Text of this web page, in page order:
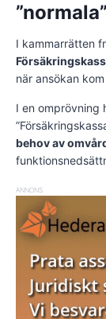
”normala”
I kammarrätten
när ansökan
I en omprövning
behov av
ANNONS